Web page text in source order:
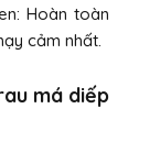
Hoàn toàn
cảm nhất.
má diếp